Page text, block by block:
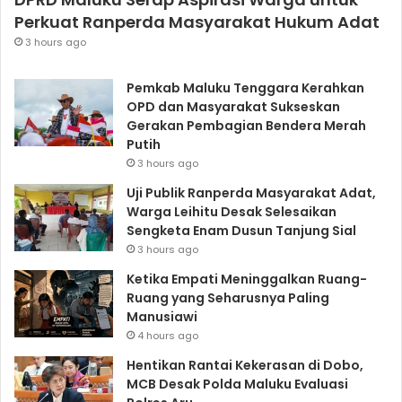
Perkuat Ranperda Masyarakat Hukum Adat
3 hours ago
Pemkab Maluku Tenggara Kerahkan
OPD dan Masyarakat Sukseskan
Gerakan Pembagian Bendera Merah
Putih
3 hours ago
Uji Publik Ranperda Masyarakat Adat,
Warga Leihitu Desak Selesaikan
Sengketa Enam Dusun Tanjung Sial
3 hours ago
Ketika Empati Meninggalkan Ruang-
Ruang yang Seharusnya Paling
Manusiawi
4 hours ago
Hentikan Rantai Kekerasan di Dobo,
MCB Desak Polda Maluku Evaluasi